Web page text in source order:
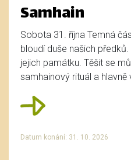
Samhain
Sobota 31. října Temná
bloudí duše našich
jejich památku. Těšit se
samhainový rituál a hlavně
Datum konání: 31. 10. 2026